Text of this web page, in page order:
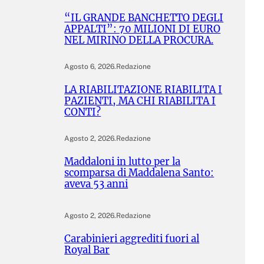
“IL GRANDE BANCHETTO DEGLI
APPALTI”: 70 MILIONI DI EURO
NEL MIRINO DELLA PROCURA.
Agosto 6, 2026.Redazione
LA RIABILITAZIONE RIABILITA I
PAZIENTI, MA CHI RIABILITA I
CONTI?
Agosto 2, 2026.Redazione
Maddaloni in lutto per la
scomparsa di Maddalena Santo:
aveva 53 anni
Agosto 2, 2026.Redazione
Carabinieri aggrediti fuori al
Royal Bar